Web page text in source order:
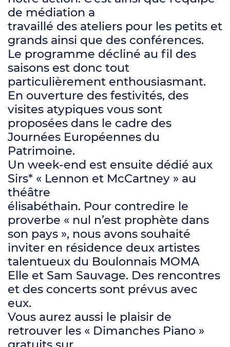
de médiation a
travaillé des ateliers pour les petits et
grands ainsi que des conférences.
Le programme décliné au fil des
saisons est donc tout
particulièrement enthousiasmant.
En ouverture des festivités, des
visites atypiques vous sont
proposées dans le cadre des
Journées Européennes du
Patrimoine.
Un week-end est ensuite dédié aux
Sirs* « Lennon et McCartney » au
théâtre
élisabéthain. Pour contredire le
proverbe « nul n’est prophète dans
son pays », nous avons souhaité
inviter en résidence deux artistes
talentueux du Boulonnais MOMA
Elle et Sam Sauvage. Des rencontres
et des concerts sont prévus avec
eux.
Vous aurez aussi le plaisir de
retrouver les « Dimanches Piano »